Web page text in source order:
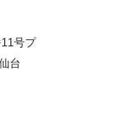
号プ
台